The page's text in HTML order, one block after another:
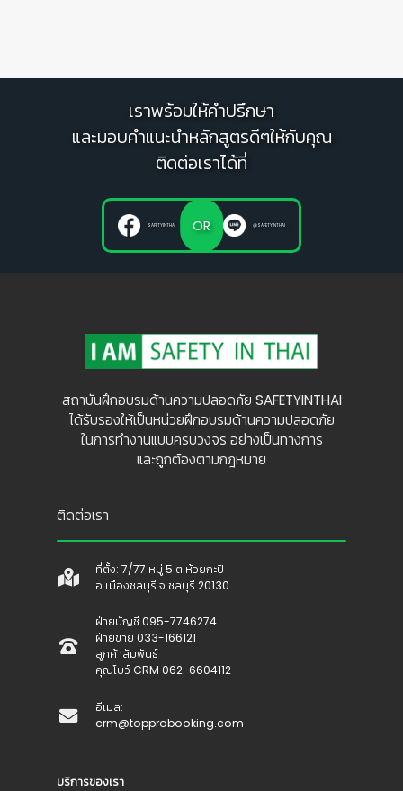
เราพร้อมให้คำปรึกษา
และมอบคำแนะนำหลักสูตรดีๆให้กับคุณ
ติดต่อเราได้ที่
SAFETYINTHAI OR @SAFETYINTHAI
สถาบันฝึกอบรมด้านความปลอดภัย SAFETYINTHAI
ได้รับรองให้เป็นหน่วยฝึกอบรมด้านความปลอดภัย
ในการทำงานแบบครบวงจร อย่างเป็นทางการ
และถูกต้องตามกฎหมาย
ติดต่อเรา
ที่ตั้ง: 7/77 หมู่ 5 ต.ห้วยกะปิ
อ.เมืองชลบุรี จ.ชลบุรี 20130
ฝ่ายบัญชี 095-7746274
ฝ่ายขาย 033-166121
ลูกค้าสัมพันธ์
คุณโบว์ CRM 062-6604112
อีเมล:
crm@topprobooking.com
บริการของเรา